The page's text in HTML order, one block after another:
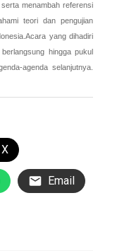
menambah referensi
teori dan pengujian
yang dihadiri
hingga pukul
agenda selanjutnya.
Email